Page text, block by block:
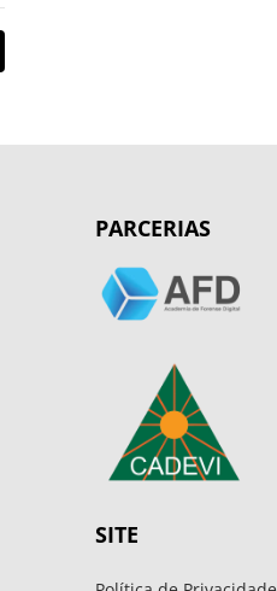
PARCERIAS
SITE